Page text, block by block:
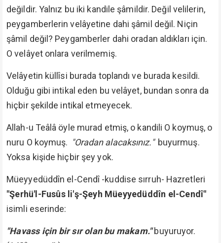
değildir. Yalnız bu iki kandile şâmildir. Değil velilerin,
peygamberlerin velâyetine dahi şâmil değil. Niçin
şâmil değil? Peygamberler dahi oradan aldıkları için.
O velâyet onlara verilmemiş.
Velâyetin küllîsi burada toplandı ve burada kesildi.
Olduğu gibi intikal eden bu velâyet, bundan sonra da
hiçbir şekilde intikal etmeyecek.
Allah-u Teâlâ öyle murad etmiş, o kandili O koymuş, o
nuru O koymuş. "Oradan alacaksınız." buyurmuş.
Yoksa kişide hiçbir şey yok.
Müeyyedüddîn el-Cendî -kuddise sırruh- Hazretleri
"Şerhü'l-Fusûs li'ş-Şeyh Müeyyedüddîn el-Cendî"
isimli eserinde:
"Havass için bir sır olan bu makam."buyuruyor.